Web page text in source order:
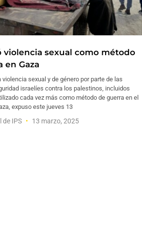
violencia sexual como método
en Gaza
violencia sexual y de género por parte de las
israelíes contra los palestinos, incluidos
cada vez más como método de guerra en el
expuso este jueves 13
de IPS 13 marzo, 2025